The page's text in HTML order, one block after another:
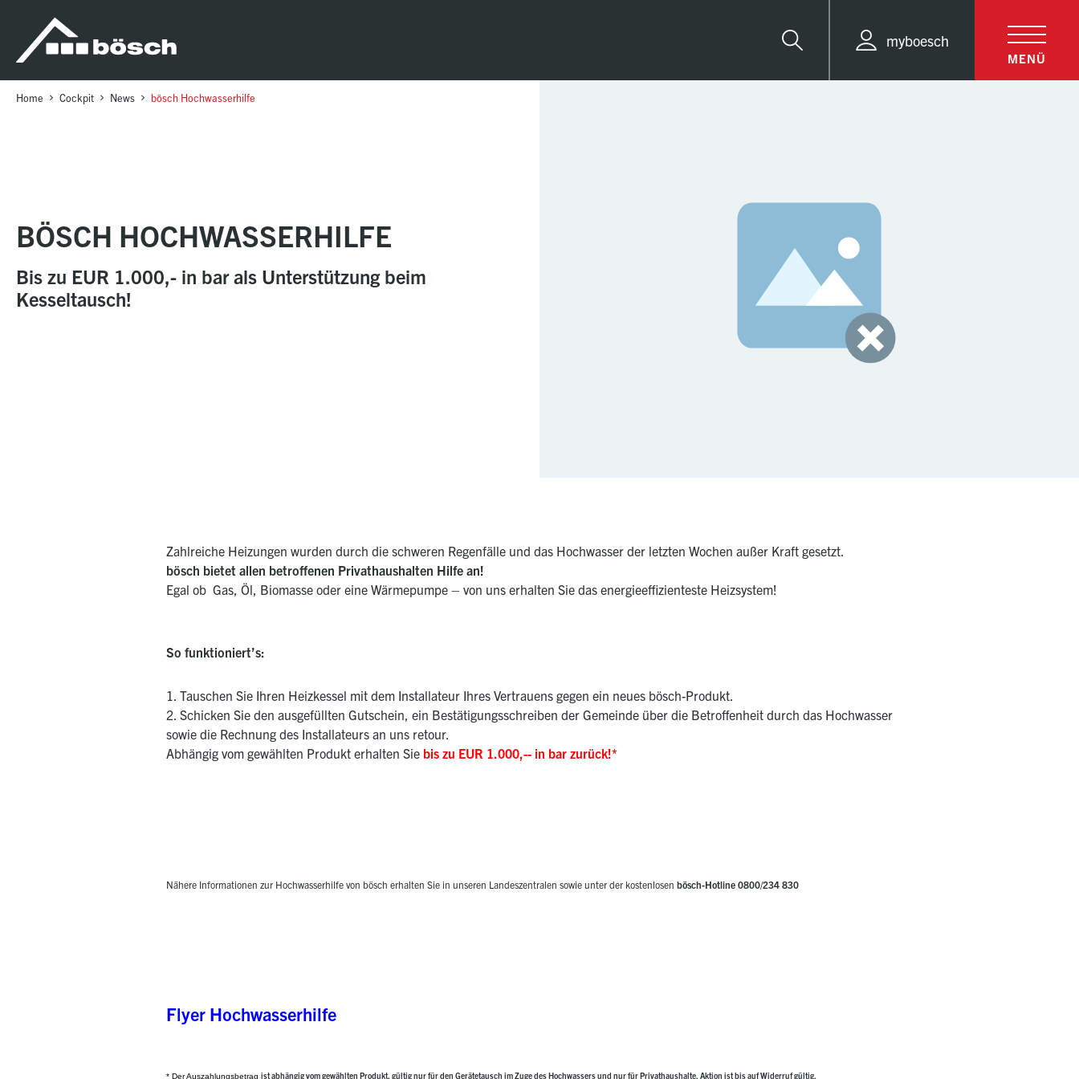
sr.skip-to.main-content
sr.skip-to.table-of-contents
sr.skip-to.main-navigation
Suche
myboesch
MENÜ
Home Cockpit News bösch Hochwasserhilfe
BÖSCH HOCHWASSERHILFE
Bis zu EUR 1.000,- in bar als Unterstützung beim
Kesseltausch!
Zahlreiche Heizungen wurden durch die schweren Regenfälle und das Hochwasser der letzten Wochen außer Kraft gesetzt.
bösch bietet allen betroffenen Privathaushalten Hilfe an!
Egal ob Gas, Öl, Biomasse oder eine Wärmepumpe – von uns erhalten Sie das energieeffizienteste Heizsystem!
So funktioniert’s:
1. Tauschen Sie Ihren Heizkessel mit dem Installateur Ihres Vertrauens gegen ein neues bösch-Produkt.
2. Schicken Sie den ausgefüllten Gutschein, ein Bestätigungsschreiben der Gemeinde über die Betroffenheit durch das Hochwasser
sowie die Rechnung des Installateurs an uns retour.
Abhängig vom gewählten Produkt erhalten Sie bis zu EUR 1.000,-- in bar zurück!*
Nähere Informationen zur Hochwasserhilfe von bösch erhalten Sie in unseren Landeszentralen sowie unter der kostenlosen bösch-Hotline 0800/234 830
Flyer Hochwasserhilfe
* Der Auszahlungsbetrag ist abhängig vom gewählten Produkt, gültig nur für den Gerätetausch im Zuge des Hochwassers und nur für Privathaushalte. Aktion ist bis auf Widerruf gültig.